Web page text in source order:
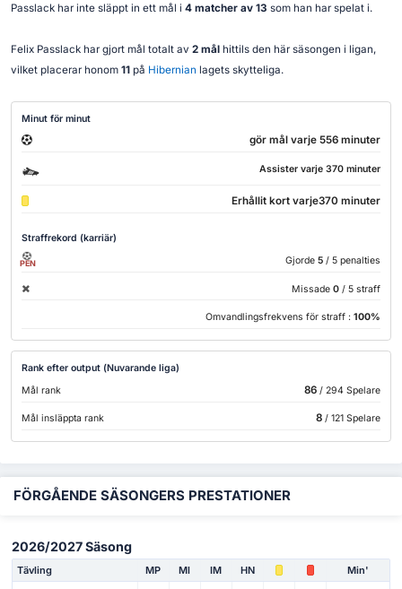
Passlack har inte släppt in ett mål i 4 matcher av 13 som han har spelat i.
Felix Passlack har gjort mål totalt av 2 mål hittils den här säsongen i ligan,
vilket placerar honom 11på Hibernian lagets skytteliga.
Minut för minut
gör mål varje 556 minuter
Assister varje 370 minuter
Erhållit kort varje370 minuter
Straffrekord (karriär)
PEN Gjorde 5 / 5 penalties
Missade 0 / 5 straff
Omvandlingsfrekvens för straff : 100%
Rank efter output (Nuvarande liga)
Mål rank
86/ 294 Spelare
Mål insläppta rank 8/ 121 Spelare
FÖRGÅENDE SÄSONGERS PRESTATIONER
2026/2027 Säsong
Tävling MP Ml IM HN Min'